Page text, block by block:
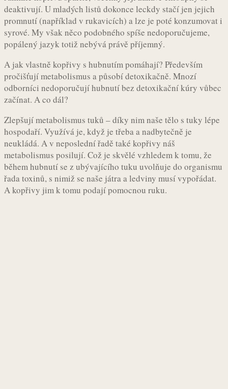
deaktivují. U mladých listů dokonce leckdy stačí jen jejich
promnutí (například v rukavicích) a lze je poté konzumovat i
syrové. My však něco podobného spíše nedoporučujeme,
popálený jazyk totiž nebývá právě příjemný.
A jak vlastně kopřivy s hubnutím pomáhají? Především
pročišťují metabolismus a působí detoxikačně. Mnozí
odborníci nedoporučují hubnutí bez detoxikační kúry vůbec
začínat. A co dál?
Zlepšují metabolismus tuků – díky nim naše tělo s tuky lépe
hospodaří. Využívá je, když je třeba a nadbytečně je
neukládá. A v neposlední řadě také kopřivy náš
metabolismus posilují. Což je skvělé vzhledem k tomu, že
během hubnutí se z ubývajícího tuku uvolňuje do organismu
řada toxinů, s nimiž se naše játra a ledviny musí vypořádat.
A kopřivy jim k tomu podají pomocnou ruku.